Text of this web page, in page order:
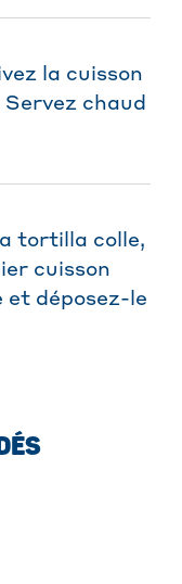
la cuisson
chaud
tortilla colle,
cuisson
et déposez-le